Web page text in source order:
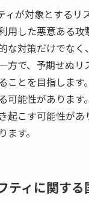
ィが対象とするリ
用した悪意ある
な対策だけでな
方で、予期せぬ
ことを目指しま
可能性がありま
起こす可能性が
ます。
ティに関す